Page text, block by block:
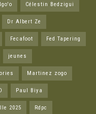
Célestin Bedzigui
Dr Albert Ze
Fecafoot Fed Tapering
jeunes
Martinez zogo
Paul Biya
2025 Rdpc